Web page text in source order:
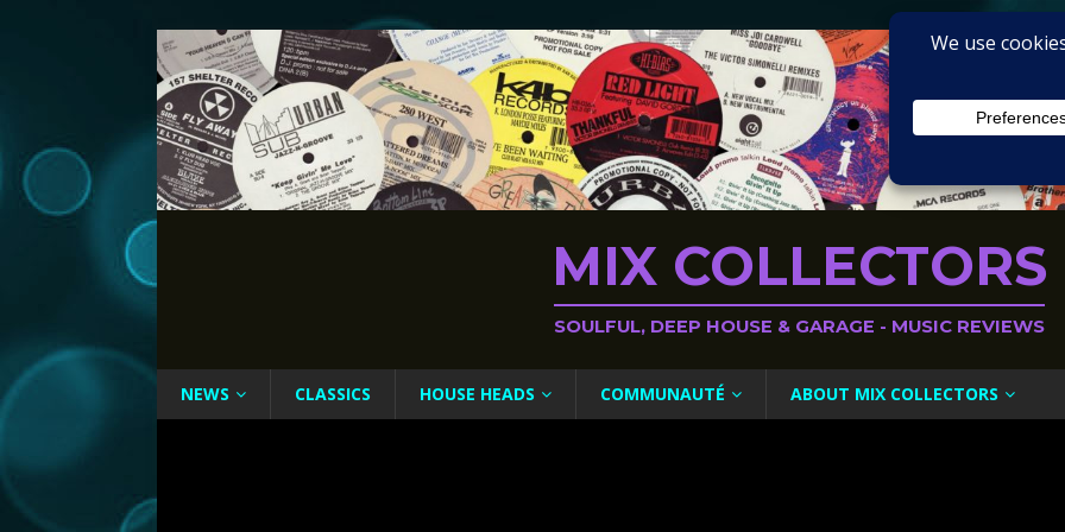
MIX COLLECTORS
SOULFUL, DEEP HOUSE & GARAGE - MUSIC REVIEWS
NEWS CLASSICS HOUSE HEADS COMMUNAUTÉ ABOUT MIX COLLECTORS